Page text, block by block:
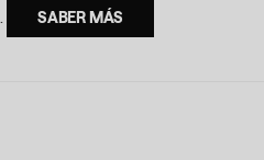
SABER MÁS